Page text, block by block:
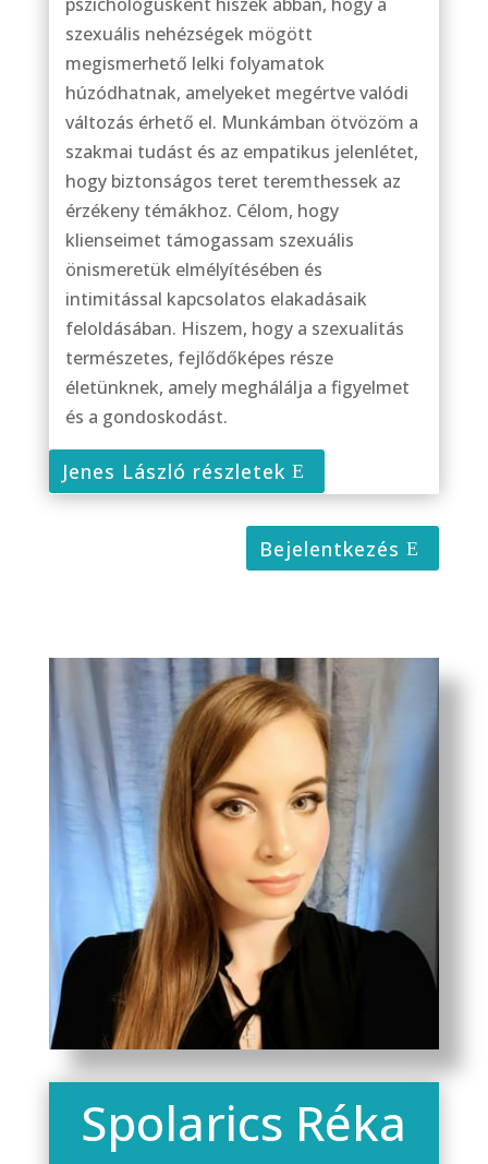
szexuális nehézségek mögött
megismerhető lelki folyamatok
húzódhatnak, amelyeket megértve valódi
változás érhető el. Munkámban ötvözöm a
szakmai tudást és az empatikus jelenlétet,
hogy biztonságos teret teremthessek az
érzékeny témákhoz. Célom, hogy
klienseimet támogassam szexuális
önismeretük elmélyítésében és
intimitással kapcsolatos elakadásaik
feloldásában. Hiszem, hogy a szexualitás
természetes, fejlődőképes része
életünknek, amely meghálálja a figyelmet
és a gondoskodást.
Jenes László részletek
Bejelentkezés
Spolarics Réka